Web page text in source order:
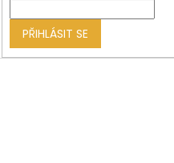
PŘIHLÁSIT SE